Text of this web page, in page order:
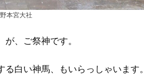
本宮大社
が、ご祭神です。
白い神馬、もいらっしゃいます。